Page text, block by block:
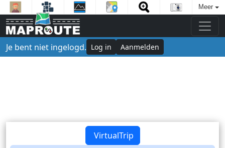
Meer
Je bent niet ingelogd. Log in Aanmelden
VirtualTrip